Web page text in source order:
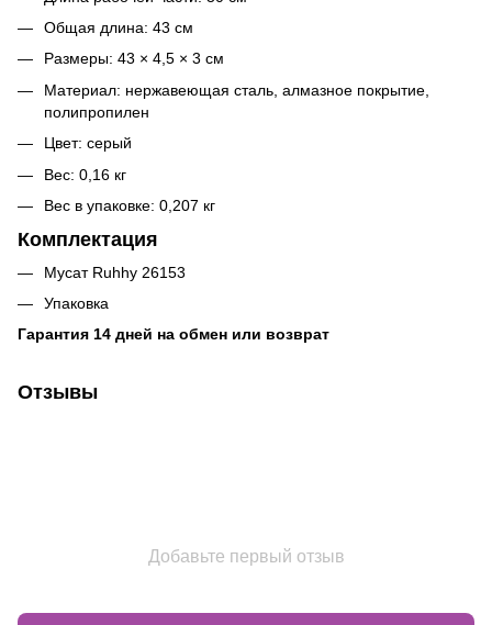
Общая длина: 43 см
Размеры: 43 × 4,5 × 3 см
Материал: нержавеющая сталь, алмазное покрытие,
полипропилен
Цвет: серый
Вес: 0,16 кг
Вес в упаковке: 0,207 кг
Комплектация
Мусат Ruhhy 26153
Упаковка
Гарантия 14 дней на обмен или возврат
Отзывы
Добавьте первый отзыв